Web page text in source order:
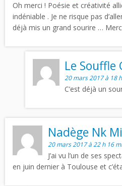
Oh merci ! Poésie et créativité
indéniable . Je ne risque pas
déjà mis un grand sourire …
Le Souffle
20 mars 2017 à 18
C’est déjà un
Nadège Nk
20 mars 2017 à 22 h 16
J’ai vu l’un de ses
en juin dernier à Toulouse et